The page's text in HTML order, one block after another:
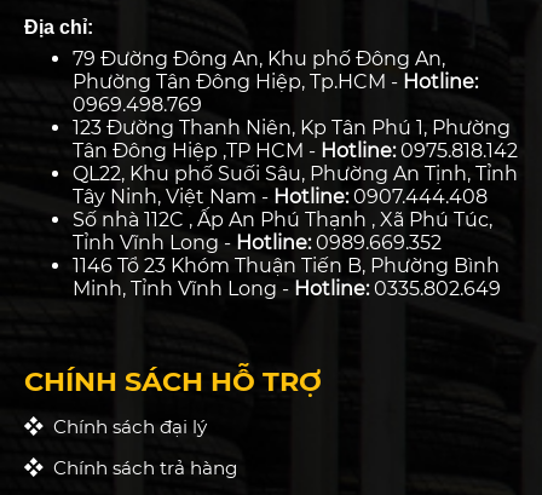
Địa chỉ:
79 Đường Đông An, Khu phố Đông An,
Phường Tân Đông Hiệp, Tp.HCM - Hotline:
0969.498.769
123 Đường Thanh Niên, Kp Tân Phú 1, Phường
Tân Đông Hiệp ,TP HCM - Hotline:0975.818.142
QL22, Khu phố Suối Sâu, Phường An Tịnh, Tỉnh
Tây Ninh, Việt Nam - Hotline:0907.444.408
Số nhà 112C , Ấp An Phú Thạnh , Xã Phú Túc,
Tỉnh Vĩnh Long - Hotline:0989.669.352
1146 Tổ 23 Khóm Thuận Tiến B, Phường Bình
Minh, Tỉnh Vĩnh Long - Hotline:0335.802.649
CHÍNH SÁCH HỖ TRỢ
Chính sách đại lý
Chính sách trả hàng